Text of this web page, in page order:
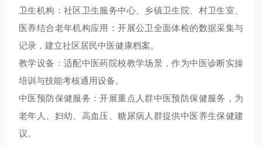
卫生机构：社区卫生服务中心、乡镇卫生院、村卫生室、
医养结合老年机构应用：开展公卫全面体检的数据采集与
记录，建立社区居民中医健康档案。
教学设备：适配中医药院校教学场景，作为中医诊断实操
培训与技能考核通用设备。
中医预防保健服务：开展重点人群中医预防保健服务，为
老年人、妇幼、高血压、糖尿病人群提供中医养生保健建
议。